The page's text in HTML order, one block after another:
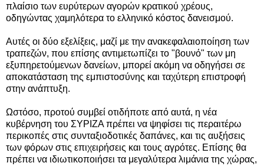
πλαίσιο των ευρύτερων αγορών κρατικού χρέους,
οδηγώντας χαμηλότερα το ελληνικό κόστος δανεισμού.
Αυτές οι δύο εξελίξεις, μαζί με την ανακεφαλαιοποίηση των
τραπεζών, που επίσης αντιμετωπίζει το "βουνό" των μη
εξυπηρετούμενων δανείων, μπορεί ακόμη να οδηγήσει σε
αποκατάσταση της εμπιστοσύνης και ταχύτερη επιστροφή
στην ανάπτυξη.
Ωστόσο, προτού συμβεί οτιδήποτε από αυτά, η νέα
κυβέρνηση του ΣΥΡΙΖΑ πρέπει να ψηφίσει τις περαιτέρω
περικοπές στις συνταξιοδοτικές δαπάνες, και τις αυξήσεις
των φόρων στις επιχειρήσεις και τους αγρότες. Επίσης θα
πρέπει να ιδιωτικοποιήσει τα μεγαλύτερα λιμάνια της χώρας,